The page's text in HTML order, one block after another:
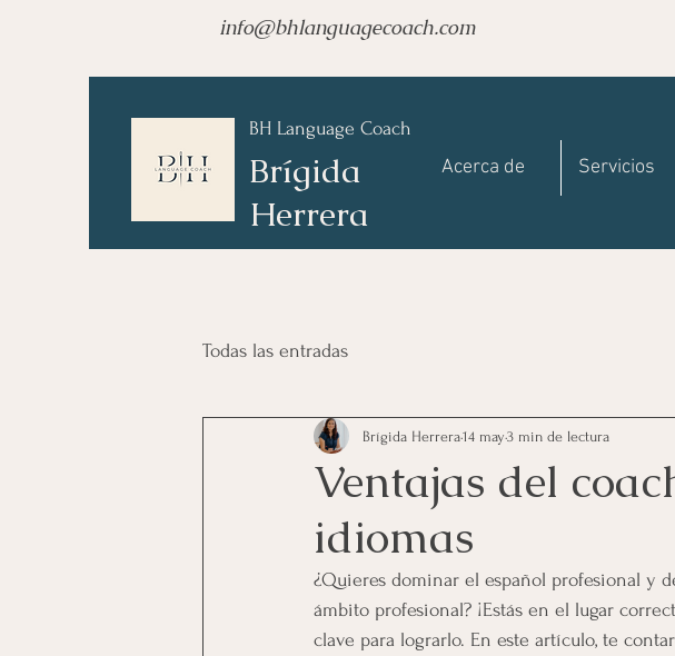
info@bhlanguagecoach.com
BH Language Coach
Brígida
Herrera
Acerca de Servicios
Todas las entradas
Ventajas del
idiomas
Brígida Herrera14 may 3 min de lectura
¿Quieres dominar el español profesional y
ámbito profesional? ¡Estás en el lugar
clave para lograrlo. En este artículo, te